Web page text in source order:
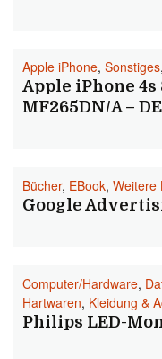
Apple iPhone, Sonstiges,
Apple iPhone 4s
MF265DN/A –
Bücher, EBook, Weitere
Google
Computer/Hardware,
Hartwaren, Kleidung &
Philips LED-